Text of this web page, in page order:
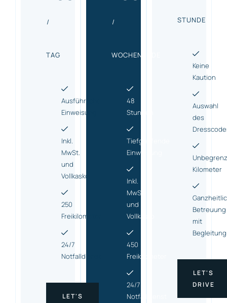
/
TAG
Ausführliche
Einweisung
Inkl.
MwSt.
und
Vollkasko
250
Freikilometer
24/7
Notfalldienst
LET'S
/
WOCHENENDE
48
Stunden
Tiefgreifende
Einweisung
Inkl.
MwSt.
und
Vollkasko
450
Freikilometer
24/7
Notfalldienst
STUNDE
Keine
Kaution
Auswahl
des
Kilometer
Betreuung
mit
Begleitung
LET'S
DRIVE